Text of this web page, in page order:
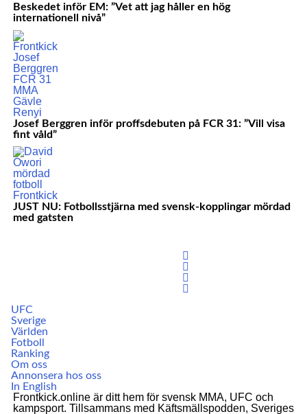
Beskedet inför EM: ”Vet att jag håller en hög
internationell nivå”
Josef Berggren inför proffsdebuten på FCR 31: ”Vill visa
fint våld”
JUST NU: Fotbollsstjärna med svensk-kopplingar mördad
med gatsten
UFC
Sverige
Världen
Fotboll
Ranking
Om oss
Annonsera hos oss
In English
Frontkick.online är ditt hem för svensk MMA, UFC och
kampsport. Tillsammans med Käftsmällspodden, Sveriges